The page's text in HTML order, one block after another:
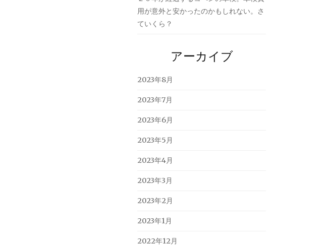
用が意外と安かったのかもしれない。さ
ていくら？
アーカイブ
2023年8月
2023年7月
2023年6月
2023年5月
2023年4月
2023年3月
2023年2月
2023年1月
2022年12月